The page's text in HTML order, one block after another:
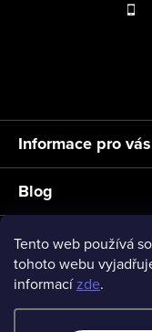
Tento web používá
tohoto webu
informacízde.
í Informace pro vás
Blog
Přihlášení